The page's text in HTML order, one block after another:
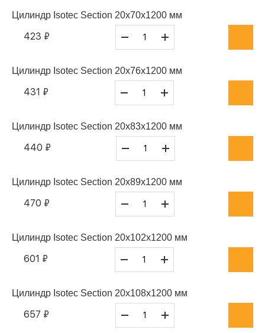
Цилиндр Isotec Section 20x70x1200 мм
423 ₽
Цилиндр Isotec Section 20x76x1200 мм
431 ₽
Цилиндр Isotec Section 20x83x1200 мм
440 ₽
Цилиндр Isotec Section 20x89x1200 мм
470 ₽
Цилиндр Isotec Section 20x102x1200 мм
601 ₽
Цилиндр Isotec Section 20x108x1200 мм
657 ₽